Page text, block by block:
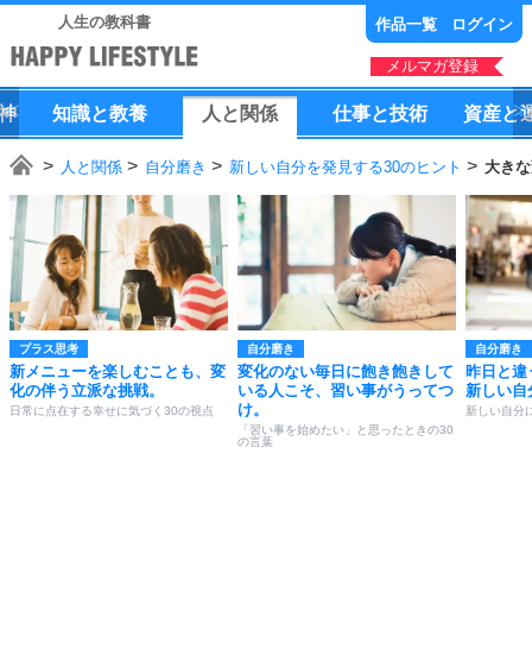
人生の教科書 作品一覧 ログイン
メルマガ登録
知識と教養 人 と 関係 仕事と技術 資産と
人と関係 自分磨き 新しい自分を発見する30のヒント 大き
プラス思考
新メニューを楽しむことも、変
化の伴う立派な挑戦。
日常に点在する幸せに気づく30の視点
自分磨き
変化のない毎日に飽き飽きして
いる人こそ、習い事がうってつ
け。
「習い事を始めたい」と思ったときの30
の言葉
自分磨き
昨日と違
新しい自
新しい自分